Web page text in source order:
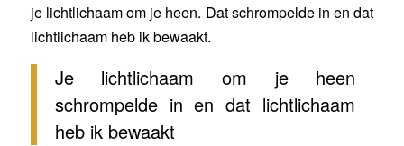
je lichtlichaam om je heen. Dat schrompelde in en dat
lichtlichaam heb ik bewaakt.
Je lichtlichaam om je heen
schrompelde in en dat lichtlichaam
heb ik bewaakt